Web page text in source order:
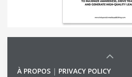
À PROPOS | PRIVACY POLICY